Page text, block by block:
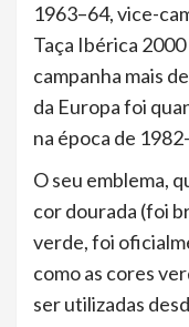
1963–64, vice-
Taça Ibérica
campanha mais
da Europa foi
na época de
O seu emblema,
cor dourada (foi
verde, foi
como as cores
ser utilizadas